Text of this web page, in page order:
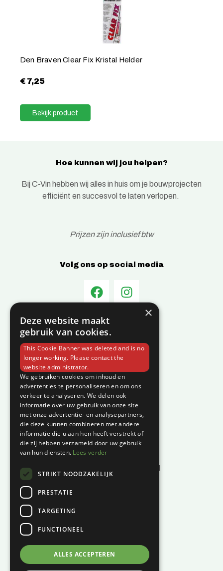
Den Braven Clear Fix Kristal Helder
€7,25
Bekijk product
Hoe kunnen wij jou helpen?
Bij C-Vin hebben wij alles in huis om je bouwprojecten
efficiënt en succesvol te laten verlopen.
Prijzen zijn inclusief btw
Volg ons op social media
Informatie
Over C-Vin
Contact
Klantenservice
Garantie en klachten
Betaalmethodes
Privacyverklaring
Algemene voorwaarden
Levertijd en kosten
Herroepingsrecht & bedenktijd
KVK:01124270
BTW:NL001447694B61
×
Deze website maakt
gebruik van cookies.
This Cookie Banner was deleted and is no
longer working. Please contact the
website administrator.
We gebruiken cookies om inhoud en
advertenties te personaliseren en om ons
verkeer te analyseren. We delen ook
informatie over uw gebruik van onze site
met onze advertentie- en analysepartners,
die deze kunnen combineren met andere
informatie die u aan hen heeft verstrekt of
die zij hebben verzameld door uw gebruik
van hun diensten. Lees verder
STRIKT NOODZAKELIJK
PRESTATIE
TARGETING
FUNCTIONEEL
ALLES ACCEPTEREN